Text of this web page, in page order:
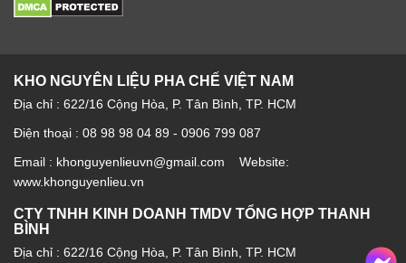
KHO NGUYÊN LIỆU PHA CHẾ VIỆT NAM
Địa chỉ : 622/16 Cộng Hòa, P. Tân Bình, TP. HCM
Điện thoại : 08 98 98 04 89 - 0906 799 087
Email : khonguyenlieuvn@gmail.com Website:
www.khonguyenlieu.vn
CTY TNHH KINH DOANH TMDV TỔNG HỢP THANH
BÌNH
Địa chỉ : 622/16 Cộng Hòa, P. Tân Bình, TP. HCM